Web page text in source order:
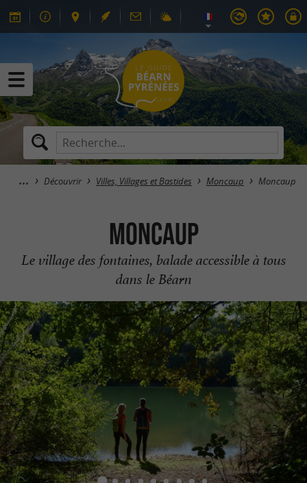
Découvrir Villes, Villages et Bastides Moncaup Moncaup
Moncaup
Le village des fontaines, balade accessible à tous
dans le Béarn